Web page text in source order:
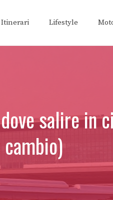
Itinerari Lifestyle
salire in